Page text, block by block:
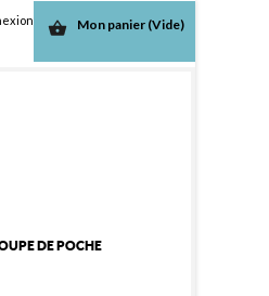
shopping_basket Mon panier (Vide)
DE POCHE